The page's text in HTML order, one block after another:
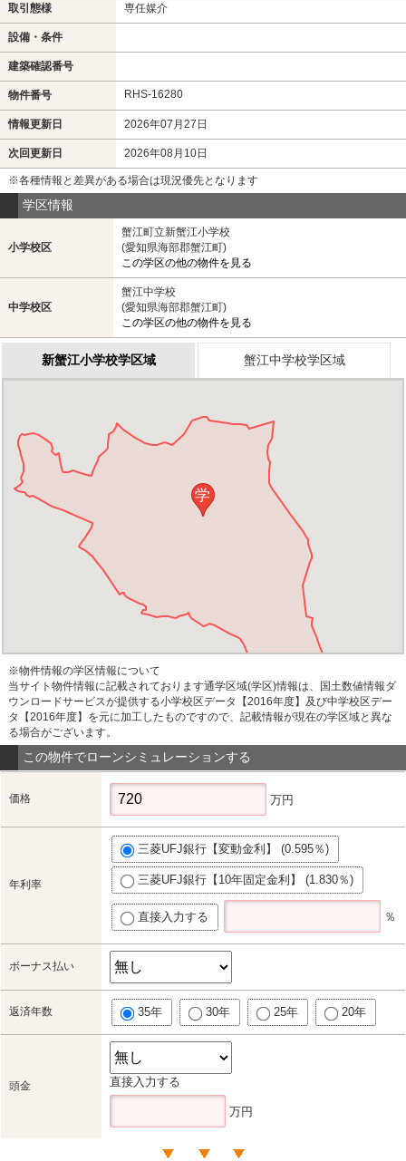
取引態様 専任媒介
設備・条件
建築確認番号
物件番号 RHS-16280
情報更新日 2026年07月27日
次回更新日 2026年08月10日
※各種情報と差異がある場合は現況優先となります
学区情報
小学校区
蟹江町立新蟹江小学校
(愛知県海部郡蟹江町)
この学区の他の物件を見る
中学校区
蟹江中学校
(愛知県海部郡蟹江町)
この学区の他の物件を見る
新蟹江小学校学区域 蟹江中学校学区域
学
※物件情報の学区情報について
当サイト物件情報に記載されております通学区域(学区)情報は、国土数値情報ダ
ウンロードサービスが提供する小学校区データ【2016年度】及び中学校区デー
タ【2016年度】を元に加工したものですので、記載情報が現在の学区域と異な
る場合がございます。
この物件でローンシミュレーションする
価格 万円
年利率
三菱UFJ銀行【変動金利】 (0.595％)
三菱UFJ銀行【10年固定金利】 (1.830％)
直接入力する ％
ボーナス払い
返済年数 35年 30年 25年 20年
頭金 直接入力する
万円